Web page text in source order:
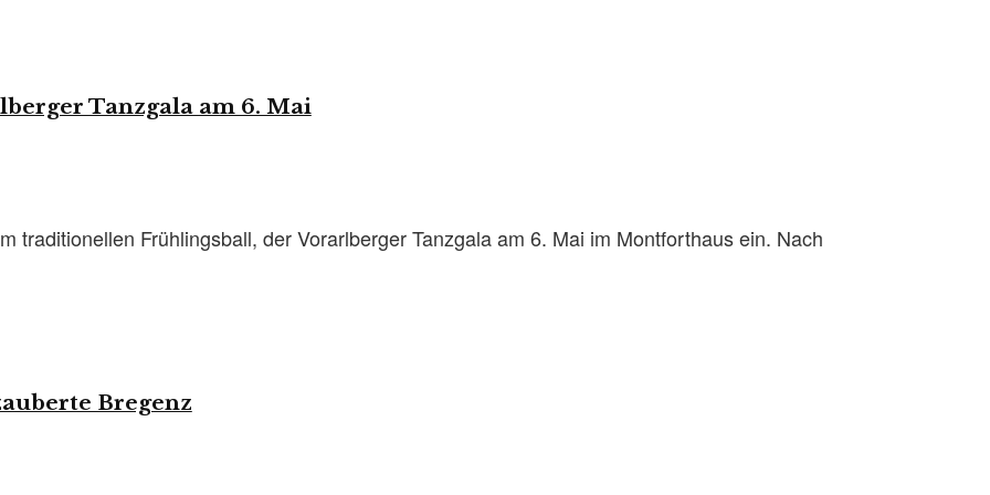
Tanzgala am 6. Mai
traditionellen Frühlingsball, der Vorarlberger Tanzgala am 6. Mai im Montforthaus ein. Nach
Bregenz